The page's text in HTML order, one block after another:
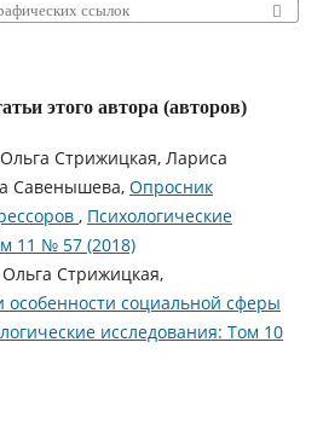
ссылок
этого автора (авторов)
Стрижицкая, Лариса
Савенышева, Опросник
, Психологические
11 № 57 (2018)
Стрижицкая,
особенности социальной сферы
исследования: Том 10